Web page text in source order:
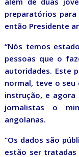
preparatórios
então Presidente
“Nós temos
pessoas que o
autoridades. Este
normal, teve o seu
instrução, e agora
jornalistas o
angolanas.
“Os dados são
estão ser tratadas